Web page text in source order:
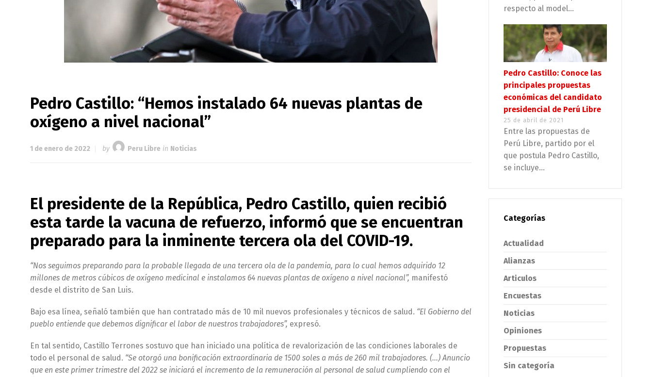
Pedro Castillo: “Hemos instalado 64 nuevas plantas de
oxígeno a nivel nacional”
1 de enero de 2022 by Peru Libre in Noticias
El presidente de la República, Pedro Castillo, quien recibió
esta tarde la vacuna de refuerzo, informó que se encuentran
preparado para la inminente tercera ola del COVID-19.
“Nos seguimos preparando para la probable llegada de una tercera ola de la pandemia, para lo cual hemos adquirido 12
millones de metros cúbicos de oxígeno medicinal e instalamos 64 nuevas plantas de oxígeno a nivel nacional”, manifestó
desde el distrito de San Luis.
Bajo esa línea, señaló también que han contratado más de 10 mil nuevos profesionales y técnicos de salud. “El Gobierno del
pueblo entiende que debemos dignificar el labor de nuestros trabajadores”, expresó.
En tal sentido, Castillo Terrones sostuvo que han iniciado una política de revalorización de las condiciones laborales de
todo el personal de salud. “Se otorgó una bonificación extraordinaria de 1500 soles a más de 260 mil trabajadores. (…) Anuncio
que en este primer trimestre del 2022 se iniciará el incremento de la remuneración al personal de salud cumpliendo con el
respecto al model...
Pedro Castillo: Conoce las
principales propuestas
económicas del candidato
presidencial de Perú Libre
25 de abril de 2021
Entre las propuestas de
Perú Libre, partido por el
que postula Pedro Castillo,
se incluye...
Categorías
Actualidad
Alianzas
Articulos
Encuestas
Noticias
Opiniones
Propuestas
Sin categoría